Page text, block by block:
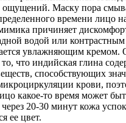
ощущений. Маску пора
времени лицо
причиняет
водой или
увлажняющим кремом.
что индийская глина
способствующих
крови,
какое-то время может
20-30 минут кожа
ее цвет.